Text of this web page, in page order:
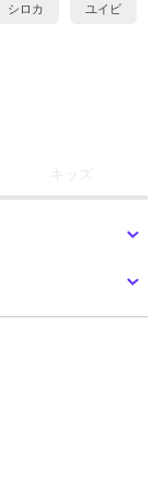
シロカ ユイビ
キッズ